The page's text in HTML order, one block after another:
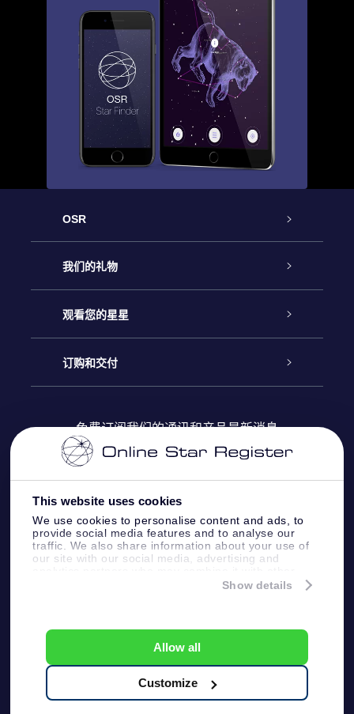
This website uses cookies
We use cookies to personalise content and ads, to
provide social media features and to analyse our
traffic. We also share information about your use of
our site with our social media, advertising and
information that you’ve provided to them or that
Show details
Allow all
Customize
OSR
客户服务
联系我们
博客
评论
我们的礼物
Online Star礼物
OSR 礼物包
OSR 礼物卡
公司礼品
观看您的星星
Online Star Register
个性化的Star Page
One Million Stars
OSR Starsaver
订购和交付
付款信息
配送信息
退货政策&撤销权
免费订阅我们的通讯和产品最新消息
客户服务:help@osr.org
KVK: 60333553, VAT: NL 8538.62.722B01
One Million Stars
一般条款和条件
隐私政策和免责声明